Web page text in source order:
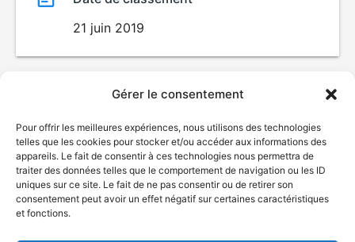
Gérer le consentement
Pour offrir les meilleures expériences, nous utilisons des technologies
telles que les cookies pour stocker et/ou accéder aux informations des
appareils. Le fait de consentir à ces technologies nous permettra de
traiter des données telles que le comportement de navigation ou les ID
uniques sur ce site. Le fait de ne pas consentir ou de retirer son
consentement peut avoir un effet négatif sur certaines caractéristiques
et fonctions.
21 juin 2019